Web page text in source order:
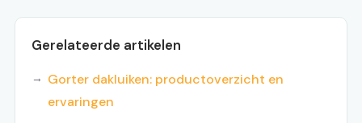
Gerelateerde artikelen
Gorter dakluiken: productoverzicht en
ervaringen